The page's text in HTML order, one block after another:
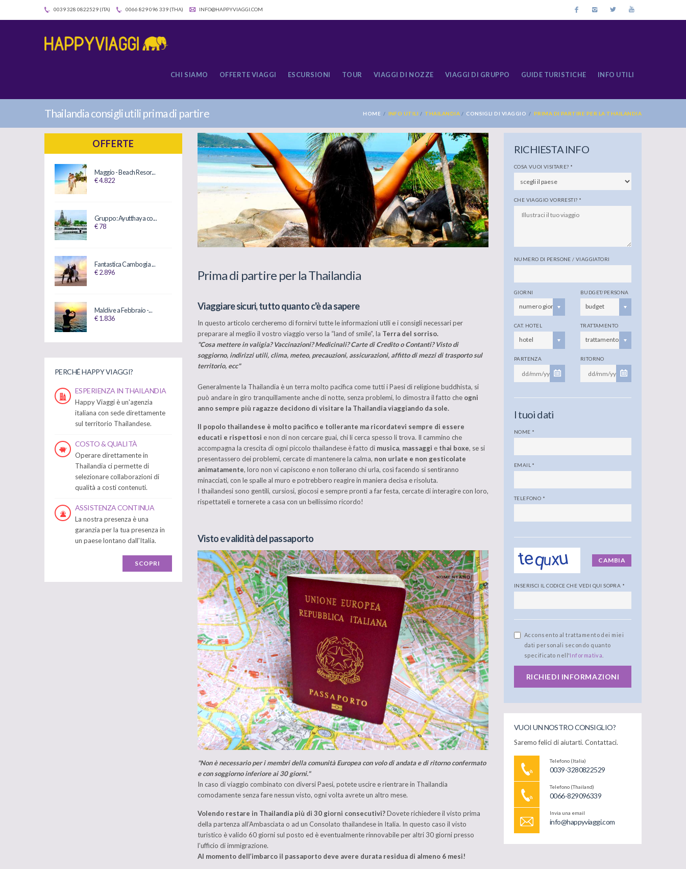
0039 328 0822529 (ITA) 0066 829 096 339 (THA) INFO@HAPPYVIAGGI.COM
CHI SIAMO OFFERTE VIAGGI ESCURSIONI TOUR VIAGGI DI NOZZE VIAGGI DI GRUPPO GUIDE TURISTICHE INFO UTILI
Thailandia consigli utili prima di partire HOME INFO UTILI THAILANDIA CONSIGLI DI VIAGGIO PRIMA DI PARTIRE PER LA THAILANDIA
Prima di partire per la Thailandia
Viaggiare sicuri, tutto quanto c'è da sapere
In questo articolo cercheremo di fornirvi tutte le informazioni utili e i consigli necessari per
preparare al meglio il vostro viaggio verso la “land of smile”, la Terra del sorriso.
"Cosa mettere in valigia? Vaccinazioni? Medicinali? Carte di Credito o Contanti? Visto di
soggiorno, indirizzi utili, clima, meteo, precauzioni, assicurazioni, affitto di mezzi di trasporto sul
territorio, ecc"
Generalmente la Thailandia è un terra molto pacifica come tutti i Paesi di religione buddhista, si
può andare in giro tranquillamente anche di notte, senza problemi, lo dimostra il fatto che ogni
anno sempre più ragazze decidono di visitare la Thailandia viaggiando da sole.
Il popolo thailandese è molto pacifico e tollerante ma ricordatevi sempre di essere
educati e rispettosi e non di non cercare guai, chi li cerca spesso li trova. Il cammino che
accompagna la crescita di ogni piccolo thailandese è fatto di musica, massaggi e thai boxe, se si
presentassero dei problemi, cercate di mantenere la calma, non urlate e non gesticolate
animatamente, loro non vi capiscono e non tollerano chi urla, così facendo si sentiranno
minacciati, con le spalle al muro e potrebbero reagire in maniera decisa e risoluta.
I thailandesi sono gentili, cursiosi, giocosi e sempre pronti a far festa, cercate di interagire con loro,
rispettateli e tornerete a casa con un bellissimo ricordo!
Visto e validità del passaporto
"Non è necessario per i membri della comunità Europea con volo di andata e di ritorno confermato
e con soggiorno inferiore ai 30 giorni."
In caso di viaggio combinato con diversi Paesi, potete uscire e rientrare in Thailandia
comodamente senza fare nessun visto, ogni volta avrete un altro mese.
Volendo restare in Thailandia più di 30 giorni consecutivi?Dovete richiedere il visto prima
della partenza all’Ambasciata o ad un Consolato thailandese in Italia. In questo caso il visto
turistico è valido 60 giorni sul posto ed è eventualmente rinnovabile per altri 30 giorni presso
l’ufficio di immigrazione.
Al momento dell’imbarco il passaporto deve avere durata residua di almeno 6 mesi!
RICHIESTA INFO
COSA VUOI VISITARE? *
CHE VIAGGIO VORRESTI? *
NUMERO DI PERSONE / VIAGGIATORI
GIORNI
numero giorni
BUDGET/PERSONA
budget
CAT. HOTEL
hotel
TRATTAMENTO
trattamento
PARTENZA RITORNO
I tuoi dati
NOME *
EMAIL *
TELEFONO *
CAMBIA
INSERISCI IL CODICE CHE VEDI QUI SOPRA *
Acconsento al trattamento dei miei
dati personali secondo quanto
specificato nell'Informativa
RICHIEDI INFORMAZIONI
VUOI UN NOSTRO CONSIGLIO?
Saremo felici di aiutarti. Contattaci.
Telefono (Italia)
0039-3280822529
Telefono (Thailand)
0066-829096339
Invia una email
info@happyviaggi.com
OFFERTE
Maggio - Beach Resor...
€ 4.822
Gruppo: Ayutthaya co...
€ 78
Fantastica Cambogia ...
€ 2.896
Maldive a Febbraio -...
€ 1.836
PERCHÉ HAPPY VIAGGI?
ESPERIENZA IN THAILANDIA
Happy Viaggi è un'agenzia
italiana con sede direttamente
sul territorio Thailandese.
COSTO & QUALITÀ
Operare direttamente in
Thailandia ci permette di
selezionare collaborazioni di
qualità a costi contenuti.
ASSISTENZA CONTINUA
La nostra presenza è una
garanzia per la tua presenza in
un paese lontano dall'Italia.
SCOPRI